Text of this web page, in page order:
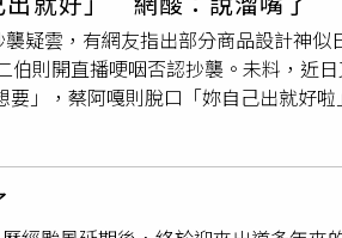
生堂國際櫃ZEN入禪之境淡香精
手柑與茉莉帶來乾淨清新的第一印象
緩收尾，留下溫暖而安定的木質餘韻
灑，提醒自己放慢腳步，找回內心平
與東方留白美學融入其中，每次打開
／2,700元、50ml／3,800元、100ml
變成6款香水近年「Soft Living」、
成管理情緒的一部分。adidas全新
兵案，婚事跟工作都只能暫停，還要
做工的人》、《影后》等劇人氣攀上
度惡劣，不但避重就輕，否認槍手代
建議從重量刑有期徒刑2年6月以上，
。
疑雲，有網友指出部分商品設計神似
伯則開直播哽咽否認抄襲。未料，近
」，蔡阿嘎則脫口「妳自己出就好啦
蔡阿嘎2023年8月PO出夫妻倆造訪
聯名啊？hahababy要聯名一波。」二
紅底白色圓點長褲，二伯立刻驚呼「